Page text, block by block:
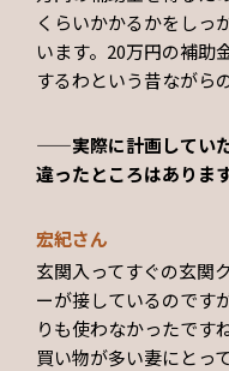
くらいかかるかをしっ
います。20万円の補助
するわという昔ながら
——実際に計画してい
違ったところはありま
宏紀さん
玄関入ってすぐの玄関
ーが接しているのです
りも使わなかったです
買い物が多い妻にとっ